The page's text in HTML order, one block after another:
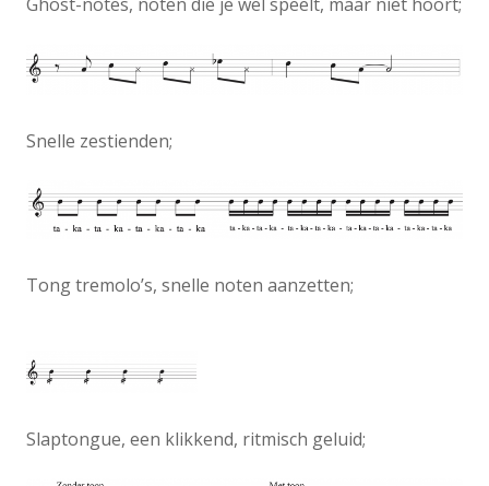
Snelle zestienden;
Tong tremolo’s, snelle noten aanzetten;
Slaptongue, een klikkend, ritmisch geluid;